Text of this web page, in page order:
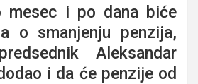
mesec i po dana biće
o smanjenju penzija,
Aleksandar
i da će penzije od